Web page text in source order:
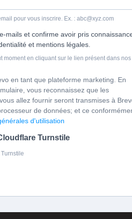
pour vous inscrire. Ex. : abc@xyz.com
mails et confirme avoir pris
et mentions légales.
moment en cliquant sur le lien présent dans nos
en tant que plateforme marketing. En
vous reconnaissez que les
allez fournir seront transmises à
de données; et ce
d'utilisation
Turnstile